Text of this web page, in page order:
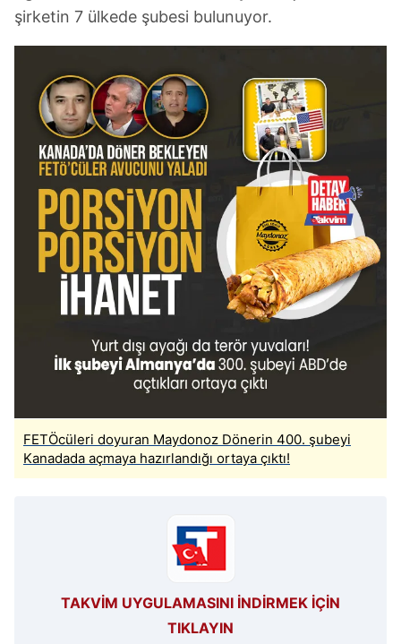
şirketin 7 ülkede şubesi bulunuyor.
FETÖcüleri doyuran Maydonoz Dönerin 400. şubeyi
Kanadada açmaya hazırlandığı ortaya çıktı!
TAKVİM UYGULAMASINI İNDİRMEK İÇİN
TIKLAYIN